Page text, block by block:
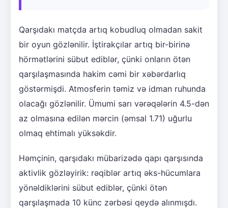
Qarşıdakı matçda artıq kobudluq olmadan sakit
bir oyun gözlənilir. İştirakçılar artıq bir-birinə
hörmətlərini sübut ediblər, çünki onların ötən
qarşılaşmasında hakim cəmi bir xəbərdarlıq
göstərmişdi. Atmosferin təmiz və idman ruhunda
olacağı gözlənilir. Ümumi sarı vərəqələrin 4.5-dən
az olmasına edilən mərcin (əmsal 1.71) uğurlu
olmaq ehtimalı yüksəkdir.
Həmçinin, qarşıdakı mübarizədə qapı qarşısında
aktivlik gözləyirik: rəqiblər artıq əks-hücumlara
yönəldiklərini sübut ediblər, çünki ötən
qarşılaşmada 10 künc zərbəsi qeydə alınmışdı.